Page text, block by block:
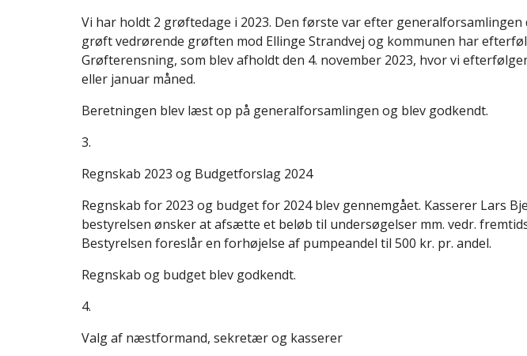
Vi har holdt 2 grøftedage i 2023. Den første var efter
grøft vedrørende grøften mod Ellinge Strandvej og kommunen har
Grøfterensning, som blev afholdt den 4. november 2023, hvor vi
eller januar måned.
Beretningen blev læst op på generalforsamlingen og blev godkendt.
3.
Regnskab 2023 og Budgetforslag 2024
Regnskab for 2023 og budget for 2024 blev gennemgået. Kasserer Lars
bestyrelsen ønsker at afsætte et beløb til undersøgelser mm. vedr.
Bestyrelsen foreslår en forhøjelse af pumpeandel til 500 kr. pr. andel.
Regnskab og budget blev godkendt.
4.
Valg af næstformand, sekretær og kasserer